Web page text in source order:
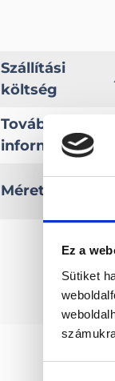
Ez a
Sütiket
Méretek
Szállítási
költség
További
információk